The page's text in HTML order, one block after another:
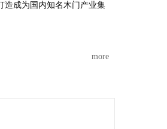
造成为国内知名木门产业集
more